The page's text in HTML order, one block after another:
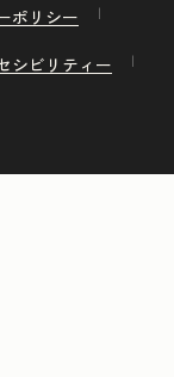
ポリシー
シビリティー